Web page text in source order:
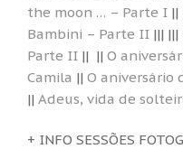
the moon … – Parte I ||
Bambini – Parte II ||| |||
Parte II || || O
Camila || O aniversário
|| Adeus, vida de
+ INFO SESSÕES